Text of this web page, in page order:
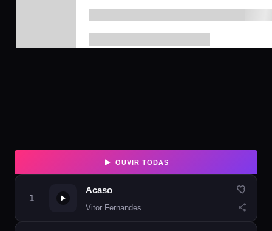
OUVIR TODAS
Acaso
Vitor Fernandes